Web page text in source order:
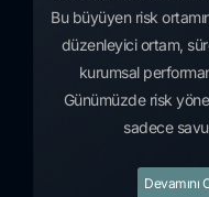
Bu büyüyen risk
düzenleyici ortam,
kurumsal
Günümüzde risk
sadece
Devamını